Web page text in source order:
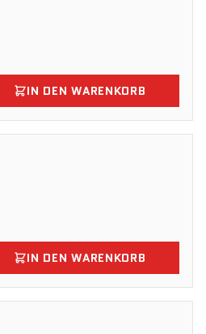
IN DEN WARENKORB
IN DEN WARENKORB